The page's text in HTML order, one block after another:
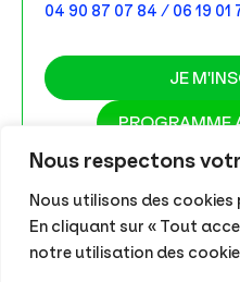
Nous respectons
Nous utilisons des
En cliquant sur « Tout
notre utilisation des
04 90 87 07 84 / 06 19 01
JE
PROGRAMME
Tous droits